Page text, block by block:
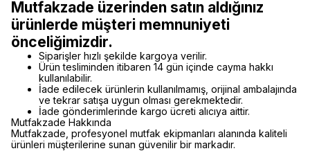
Mutfakzade üzerinden satın aldığınız
ürünlerde müşteri memnuniyeti
önceliğimizdir.
Siparişler hızlı şekilde kargoya verilir.
Ürün tesliminden itibaren 14 gün içinde cayma hakkı
kullanılabilir.
İade edilecek ürünlerin kullanılmamış, orijinal ambalajında
ve tekrar satışa uygun olması gerekmektedir.
İade gönderimlerinde kargo ücreti alıcıya aittir.
Mutfakzade Hakkında
Mutfakzade, profesyonel mutfak ekipmanları alanında kaliteli
ürünleri müşterilerine sunan güvenilir bir markadır.